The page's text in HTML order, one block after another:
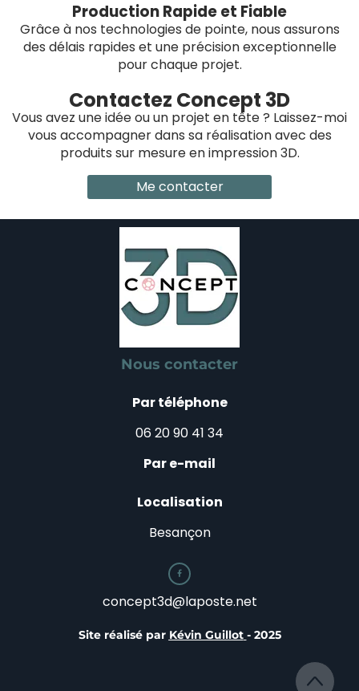
Production Rapide et Fiable
Grâce à nos technologies de pointe, nous assurons
des délais rapides et une précision exceptionnelle
pour chaque projet.
Contactez Concept 3D
Vous avez une idée ou un projet en tête ? Laissez-moi
vous accompagner dans sa réalisation avec des
produits sur mesure en impression 3D.
Me contacter
Nous contacter
Par téléphone
06 20 90 41 34
Par e-mail
Localisation
Besançon

concept3d@laposte.net
Site réalisé par Kévin Guillot - 2025